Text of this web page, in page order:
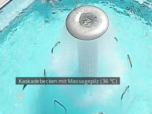
Kaskadebecken mit Massagepilz (36 °C)